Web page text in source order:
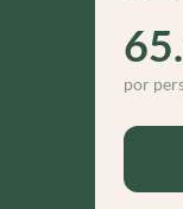
por